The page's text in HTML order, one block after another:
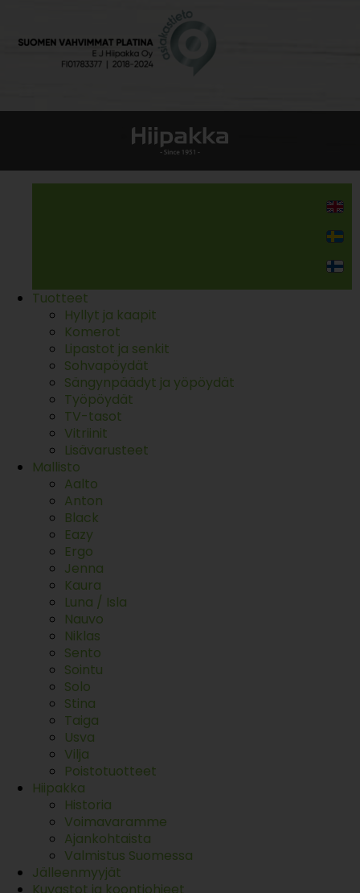
Tuotteet
Hyllyt ja kaapit
Komerot
Lipastot ja senkit
Sohvapöydät
Sängynpäädyt ja yöpöydät
Työpöydät
TV-tasot
Vitriinit
Lisävarusteet
Mallisto
Aalto
Anton
Black
Eazy
Ergo
Jenna
Kaura
Luna / Isla
Nauvo
Niklas
Sento
Sointu
Solo
Stina
Taiga
Usva
Vilja
Poistotuotteet
Hiipakka
Historia
Voimavaramme
Ajankohtaista
Valmistus Suomessa
Jälleenmyyjät
Kuvastot ja koontiohjeet